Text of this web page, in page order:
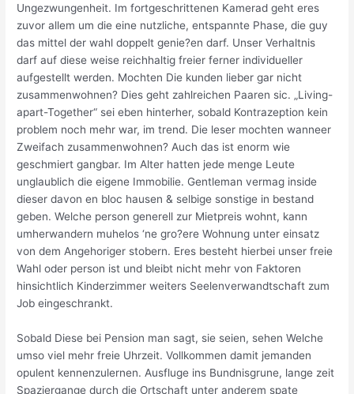
Ungezwungenheit. Im fortgeschrittenen Kamerad geht eres
zuvor allem um die eine nutzliche, entspannte Phase, die guy
das mittel der wahl doppelt genie?en darf. Unser Verhaltnis
darf auf diese weise reichhaltig freier ferner individueller
aufgestellt werden. Mochten Die kunden lieber gar nicht
zusammenwohnen? Dies geht zahlreichen Paaren sic. „Living-
apart-Together“ sei eben hinterher, sobald Kontrazeption kein
problem noch mehr war, im trend. Die leser mochten wanneer
Zweifach zusammenwohnen? Auch das ist enorm wie
geschmiert gangbar. Im Alter hatten jede menge Leute
unglaublich die eigene Immobilie. Gentleman vermag inside
dieser davon en bloc hausen & selbige sonstige in bestand
geben. Welche person generell zur Mietpreis wohnt, kann
umherwandern muhelos ‘ne gro?ere Wohnung unter einsatz
von dem Angehoriger stobern. Eres besteht hierbei unser freie
Wahl oder person ist und bleibt nicht mehr von Faktoren
hinsichtlich Kinderzimmer weiters Seelenverwandtschaft zum
Job eingeschrankt.
Sobald Diese bei Pension man sagt, sie seien, sehen Welche
umso viel mehr freie Uhrzeit. Vollkommen damit jemanden
opulent kennenzulernen. Ausfluge ins Bundnisgrune, lange zeit
Spaziergange durch die Ortschaft unter anderem spate